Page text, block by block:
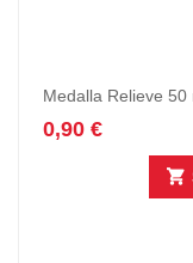
Medalla Relieve
0,90 €